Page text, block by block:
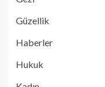
Güzellik
Haberler
Hukuk